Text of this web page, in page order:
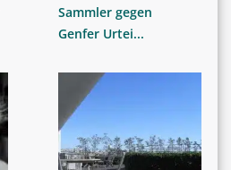
Sammler gegen
Genfer Urtei...